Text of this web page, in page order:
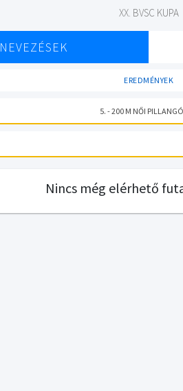
XX. BVSC KUPA
NEVEZÉSEK
EREDMÉNYEK
5. - 200 M NŐI PILLANGÓ
Nincs még elérhető